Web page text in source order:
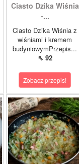
Ciasto Dzika Wiśnia
-...
Ciasto Dzika Wiśnia z
wiśniami i kremem
budyniowymPrzepis...
⇖ 92
Zobacz przepis!